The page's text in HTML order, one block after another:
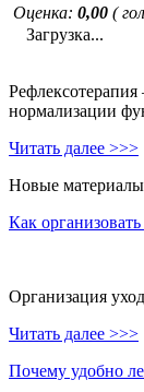
Оценка: 0,00 (
Загрузка...
нормализации
Читать далее >>>
Новые
Как
Организация
Читать далее >>>
Почему удобно